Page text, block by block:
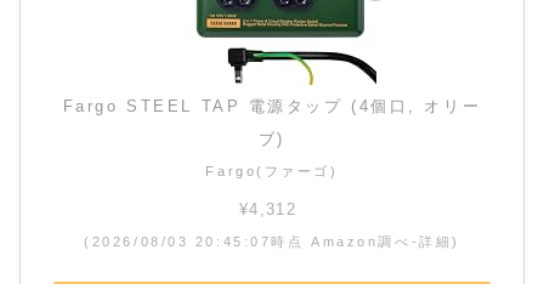
Fargo STEEL TAP 電源タップ (4個口, オリー
ブ)
Fargo(ファーゴ)
¥4,312
(2026/08/03 20:45:07時点 Amazon調べ-詳細)